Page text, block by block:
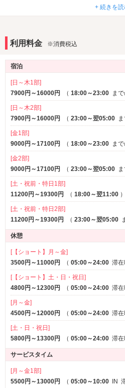
ウォ
VOD
Android充電器
ブルーレイプレーヤー
ク
アメニティ
セレクトシャンプー
カ
ヘアアイロン
コスプレ
部屋タイプ
禁煙ルーム 1名
サービス
ルームサービス
+ 続きを
利用料金 ※消費税込
宿泊
[日～木1部]
7900円～16000円
（ 18:00～23:00 ま
[日～木2部]
7900円～16000円
（ 23:00～翌05:00
[金1部]
9000円～17100円
（ 18:00～23:00 ま
[金2部]
9000円～17100円
（ 23:00～翌05:00
[土・祝前・特日1部]
11200円～19300円
（ 18:00～翌11:00 ）
[土・祝前・特日2部]
11200円～19300円
（ 23:00～翌05:00
休憩
[【ショート】月～金]
3500円～11000円
（ 05:00～24:00 滞在
[【ショート】土・日・祝日]
4800円～12300円
（ 05:00～24:00 滞在
[月～金]
4500円～12000円
（ 05:00～24:00 滞在
[土・日・祝日]
5800円～13300円
（ 05:00～24:00 滞在
サービスタイム
[月～金1部]
5500円～13000円
（ 05:00～10:00 IN